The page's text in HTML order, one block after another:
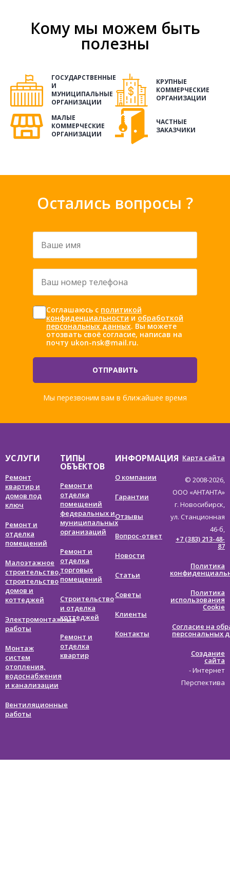
Кому мы можем быть
полезны
ГОСУДАРСТВЕННЫЕ
И
МУНИЦИПАЛЬНЫЕ
ОРГАНИЗАЦИИ
КРУПНЫЕ
КОММЕРЧЕСКИЕ
ОРГАНИЗАЦИИ
МАЛЫЕ
КОММЕРЧЕСКИЕ
ОРГАНИЗАЦИИ
ЧАСТНЫЕ
ЗАКАЗЧИКИ
Остались вопросы ?
имя
номер
*Согласие
*
Соглашаюсь с политикой
конфиденциальности и обработкой
персональных данных. Вы можете
отозвать своё согласие, написав на
почту ukon-nsk@mail.ru.
УСЛУГИ
Ремонт
квартир и
домов под
ключ
Ремонт и
отделка
помещений
Малоэтажное
строительство,
строительство
домов и
коттеджей
Электромонтажные
работы
Монтаж
систем
отопления,
водоснабжения
и канализации
Вентиляционные
работы
ТИПЫ
ОБЪЕКТОВ
Ремонт и
отделка
помещений
федеральных и
муниципальных
организаций
Ремонт и
отделка
торговых
помещений
Строительство
и отделка
коттеджей
Ремонт и
отделка
квартир
ИНФОРМАЦИЯ
О компании
Гарантии
Отзывы
Вопрос-ответ
Новости
Статьи
Советы
Клиенты
Контакты
Карта сайта
© 2008-2026,
ООО «АНТАНТА»
г. Новосибирск,
ул. Станционная
46-б,
+7 (383) 213-48-
87
Политика
Политика
использования
Cookie
Согласие на
персональных
Создание
сайта
- Интернет
Перспектива